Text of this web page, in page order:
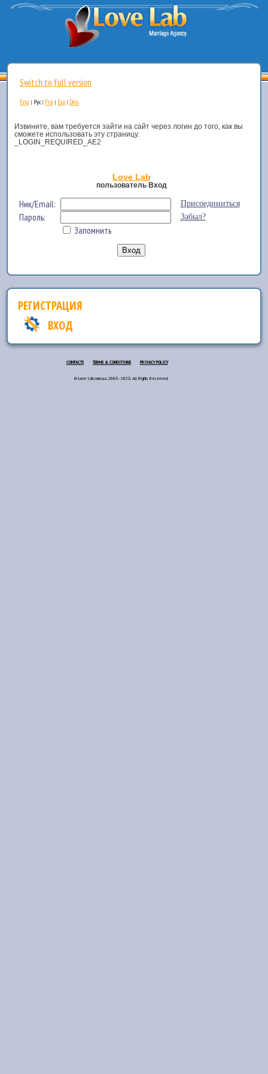
Switch to full version
Eng | Рус| Fra | Esp | Deu
Извините, вам требуется зайти на сайт через логин до того, как вы
сможете использовать эту страницу.
_LOGIN_REQUIRED_AE2
Love Lab
пользователь Вход
Ник/Email: Присоединиться
Пароль: Забыл?
Запомнить
РЕГИСТРАЦИЯ
ВХОД
CONTACTS TERMS & CONDITIONS PRIVACY POLICY
© Love lab.com.ua, 2006 - 2026. All Rights Reserved.